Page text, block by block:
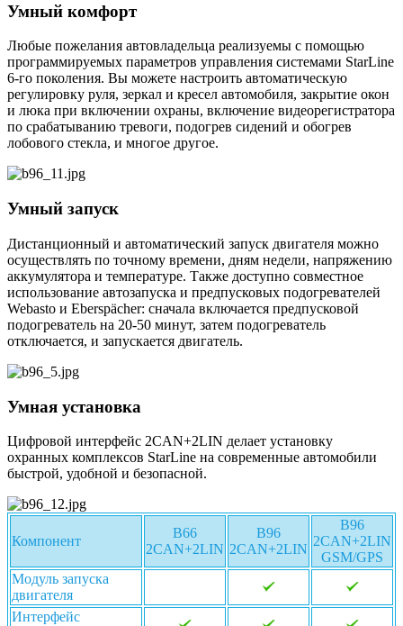
Умный комфорт
Любые пожелания автовладельца реализуемы с помощью
программируемых параметров управления системами StarLine
6-го поколения. Вы можете настроить автоматическую
регулировку руля, зеркал и кресел автомобиля, закрытие окон
и люка при включении охраны, включение видеорегистратора
по срабатыванию тревоги, подогрев сидений и обогрев
лобового стекла, и многое другое.
Умный запуск
Дистанционный и автоматический запуск двигателя можно
осуществлять по точному времени, дням недели, напряжению
аккумулятора и температуре. Также доступно совместное
использование автозапуска и предпусковых подогревателей
Webasto и Eberspächer: сначала включается предпусковой
подогреватель на 20-50 минут, затем подогреватель
отключается, и запускается двигатель.
Умная установка
Цифровой интерфейс 2CAN+2LIN делает установку
охранных комплексов StarLine на современные автомобили
быстрой, удобной и безопасной.
Компонент
B66
2CAN+2LIN
B96
2CAN+2LIN
B96
2CAN+2LIN
GSM/GPS
Модуль запуска
двигателя
Интерфейс